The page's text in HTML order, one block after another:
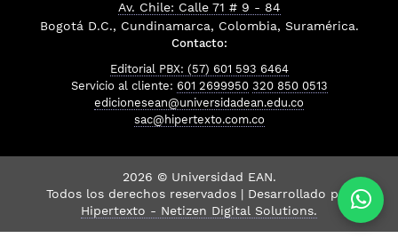
Av. Chile: Calle 71 # 9 - 84
Bogotá D.C., Cundinamarca, Colombia, Suramérica.
Contacto:
Editorial PBX: (57) 601 593 6464
Servicio al cliente: 601 2699950 320 850 0513
edicionesean@universidadean.edu.co
sac@hipertexto.com.co
2026 © Universidad EAN.
Todos los derechos reservados | Desarrollado por
Hipertexto - Netizen Digital Solutions.